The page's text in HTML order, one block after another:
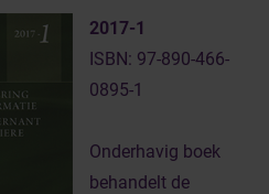
2017-1
ISBN: 97-890-466-
0895-1
Onderhavig boek
behandelt de